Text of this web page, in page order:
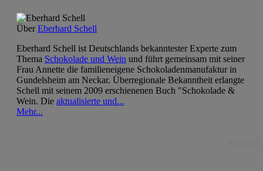
ÜberEberhard Schell
Eberhard Schell ist Deutschlands bekanntester Experte zum
Thema Schokolade und Wein und führt gemeinsam mit seiner
Frau Annette die familieneigene Schokoladenmanufaktur in
Gundelsheim am Neckar. Überregionale Bekanntheit erlangte
Schell mit seinem 2009 erschienenen Buch "Schokolade &
Wein. Die aktualisierte und...
Mehr...